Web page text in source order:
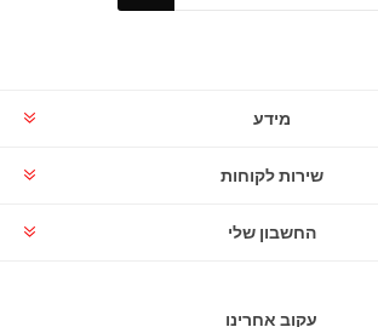
מידע
שירות לקוחות
החשבון שלי
עקוב אחרינו